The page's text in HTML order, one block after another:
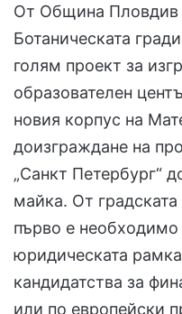
От Община Пловдив
Ботаническата
голям проект за
образователен
новия корпус на
доизграждане на
„Санкт Петербург“
майка. От
първо е необходимо
юридическата
кандидатства за
или по европейски